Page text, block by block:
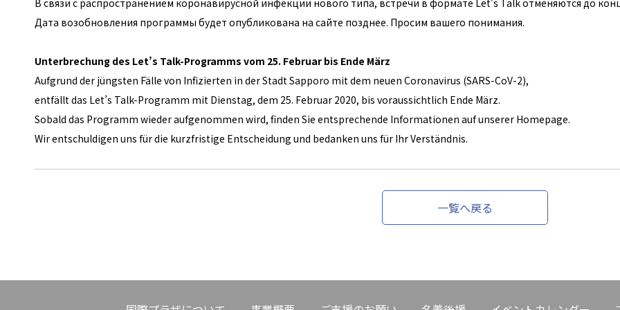
В связи с распространением коронавирусной инфекции нового типа, встречи в формате Let's Talk отменяются до
Дата возобновления программы будет опубликована на сайте позднее. Просим вашего понимания.
Unterbrechung des Let’s Talk-Programms vom 25. Februar bis Ende März
Aufgrund der jüngsten Fälle von Infizierten in der Stadt Sapporo mit dem neuen Coronavirus (SARS-CoV-2),
entfällt das Let’s Talk-Programm mit Dienstag, dem 25. Februar 2020, bis voraussichtlich Ende März.
Sobald das Programm wieder aufgenommen wird, finden Sie entsprechende Informationen auf unserer Homepage.
Wir entschuldigen uns für die kurzfristige Entscheidung und bedanken uns für Ihr Verständnis.
一覧へ戻る